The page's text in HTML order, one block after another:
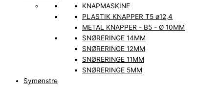
KNAPMASKINE
PLASTIK KNAPPER T5 ø12,4
METAL KNAPPER - B5 - Ø 10MM
SNØRERINGE 14MM
SNØRERINGE 12MM
SNØRERINGE 11MM
SNØRERINGE 5MM
Symønstre